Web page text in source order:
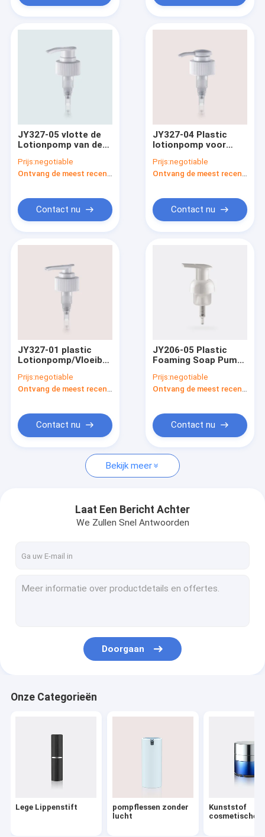
Producten
Ongeveer ons
Fabrieksreis
Kwaliteitscontrole
Verzoek om een Citaat
Company News
Lege Lippenstift
Kunststof cosmetische potten
parfum pomp sproeier
Poedercompact
Kosmetische Behandelingspompen
HUISDIEREN Kosmetische Flessen
Schuimende Zeeppomp
Middel om nagellak te verwijderenpomp
JY327-05 vlotte de
Lotionpomp van de
Palsluiting Plastic/de
Pompvervanging van
Prijs:negotiable
Contact nu
JY327-04 Plastic
lotionpomp voor
Prijs:negotiable
Contact nu
JY327-01 plastic
Lotionpomp/Vloeibare
Shampoofles
Prijs:negotiable
Contact nu
JY206-05 Plastic
Foaming Soap Pump
Dispenser Pump
Prijs:negotiable
Contact nu
Bekijk meer
Laat Een Bericht Achter
We Zullen Snel Antwoorden
Doorgaan
Onze Categorieën
Lege Lippenstift
pompflessen zonder
lucht
Kunststof
cosmetische